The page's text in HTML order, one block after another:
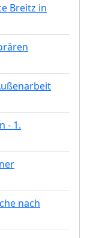
Breitz in
- 1.
nach